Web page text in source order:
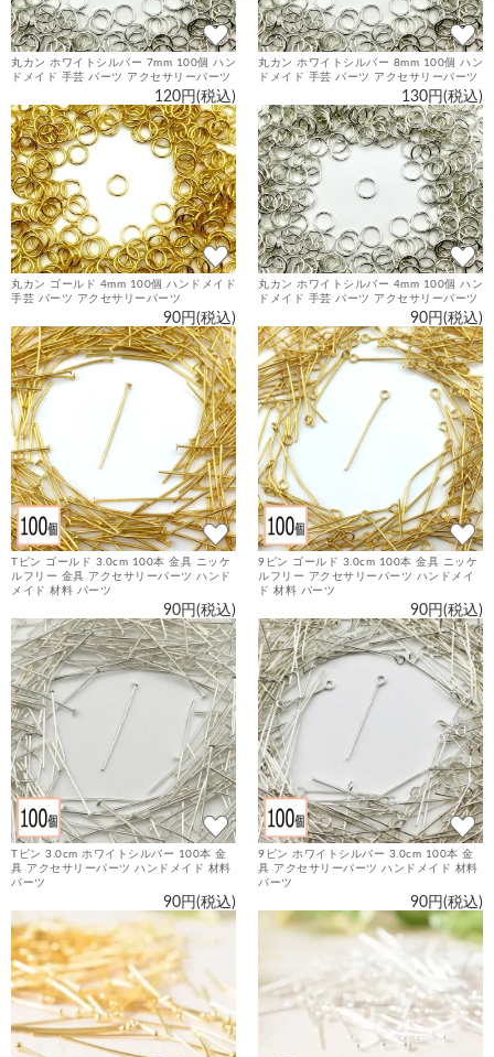
丸カン ホワイトシルバー 7mm 100個 ハン
ドメイド 手芸 パーツ アクセサリーパーツ
120円(税込)
丸カン ホワイトシルバー 8mm 100個 ハン
ドメイド 手芸 パーツ アクセサリーパーツ
130円(税込)
丸カン ゴールド 4mm 100個 ハンドメイド
手芸 パーツ アクセサリーパーツ
90円(税込)
丸カン ホワイトシルバー 4mm 100個 ハン
ドメイド 手芸 パーツ アクセサリーパーツ
90円(税込)
Tピン ゴールド 3.0cm 100本 金具 ニッケ
ルフリー 金具 アクセサリーパーツ ハンド
メイド 材料 パーツ
90円(税込)
9ピン ゴールド 3.0cm 100本 金具 ニッケ
ルフリー アクセサリーパーツ ハンドメイ
ド 材料 パーツ
90円(税込)
Tピン 3.0cm ホワイトシルバー 100本 金
具 アクセサリーパーツ ハンドメイド 材料
パーツ
90円(税込)
9ピン ホワイトシルバー 3.0cm 100本 金
具 アクセサリーパーツ ハンドメイド 材料
パーツ
90円(税込)